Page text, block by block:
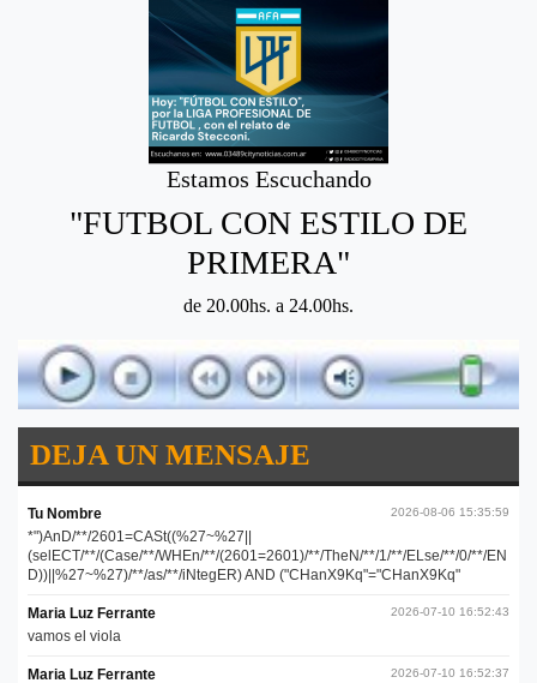
Estamos Escuchando
"FUTBOL CON ESTILO DE
PRIMERA"
de 20.00hs. a 24.00hs.
DEJA UN MENSAJE